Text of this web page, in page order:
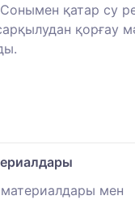
қатар су
қорғау
мен